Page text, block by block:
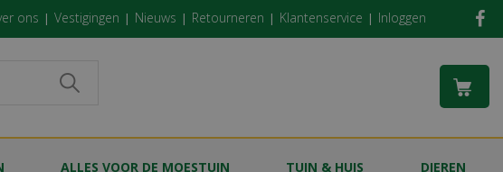
ons Vestigingen Nieuws Retourneren Klantenservice Inloggen
ALLES VOOR DE MOESTUIN TUIN & HUIS DIEREN